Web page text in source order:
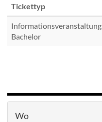
Tickettyp
Informationsveranstaltung
Bachelor
Wo